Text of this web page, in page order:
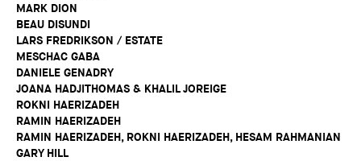
MARK DION
BEAU DISUNDI
LARS FREDRIKSON / ESTATE
MESCHAC GABA
DANIELE GENADRY
JOANA HADJITHOMAS & KHALIL JOREIGE
ROKNI HAERIZADEH
RAMIN HAERIZADEH
RAMIN HAERIZADEH, ROKNI HAERIZADEH, HESAM RAHMANIAN
GARY HILL